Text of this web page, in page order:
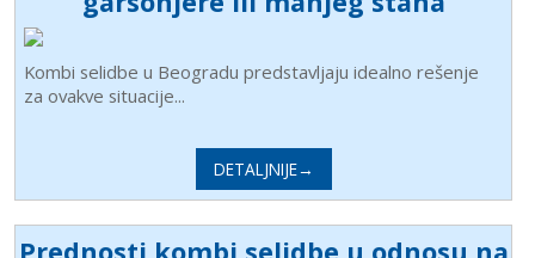
Kombi selidbe u Beogradu predstavljaju idealno rešenje
za ovakve situacije...
DETALJNIJE→